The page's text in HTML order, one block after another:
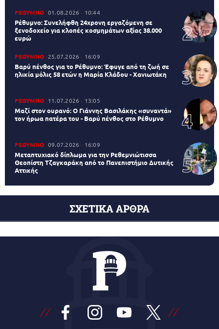
ΡΕΘΥΜΝΟ 01.08.2026 10:44
Ρέθυμνο: Συνελήφθη 24χρονη εργαζόμενη σε
ξενοδοχείο για κλοπές κοσμημάτων αξίας 38.000
ευρώ
ΡΕΘΥΜΝΟ 25.07.2026 16:09
Βαρύ πένθος για το Ρέθυμνο: Έφυγε από τη ζωή σε
ηλικία μόλις 58 ετών η Μαρία Κλάδου - Χανιωτάκη
ΡΕΘΥΜΝΟ 11.07.2026 13:05
Μαζί στον ουρανό: Ο Γιάννης Βασιλάκης «συναντά»
τον ήρωα πατέρα του - Βαρύ πένθος στο Ρέθυμνο
ΡΕΘΥΜΝΟ 09.07.2026 16:09
Μεταπτυχιακό δίπλωμα για την Ρεθεμνιώτισσα
Θεοπίστη Τζαγκαράκη από το Πανεπιστήμιο Δυτικής
Αττικής
ΣΧΕΤΙΚΑ ΑΡΘΡΑ